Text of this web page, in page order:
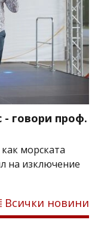
- говори проф.
морската
на изключение
Всички новини